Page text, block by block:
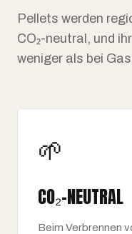
Pellets werden
CO₂-neutral, und
weniger als bei
🌱
CO₂-NEUTRAL
Beim Verbrennen